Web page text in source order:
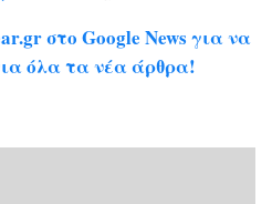
στο Google News για να
όλα τα νέα άρθρα!